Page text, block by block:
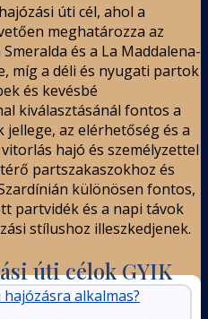
úti cél, ahol a
meghatározza az
és a La Maddalena-
míg a déli és nyugati partok
és kevésbé
kiválasztásánál fontos a
az elérhetőség és a
hajó és személyzettel
partszakaszokhoz és
különösen fontos,
partvidék és a napi távok
stílushoz illeszkedjenek.
úti célok GYIK
alkalmas?